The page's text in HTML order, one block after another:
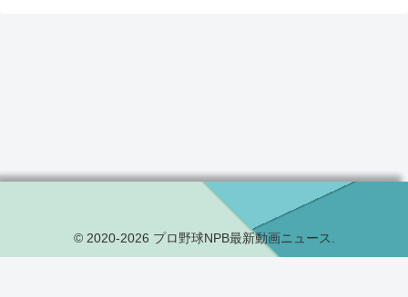
© 2020-2026 プロ野球NPB最新動画ニュース.